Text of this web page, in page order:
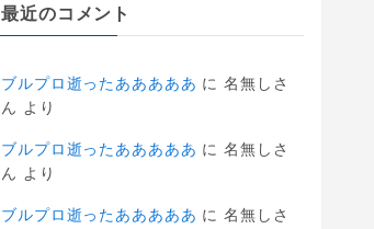
最近のコメント
ブルプロ逝ったあああああ に名無しさ
ん より
ブルプロ逝ったあああああ に名無しさ
ん より
ブルプロ逝ったあああああ に名無しさ